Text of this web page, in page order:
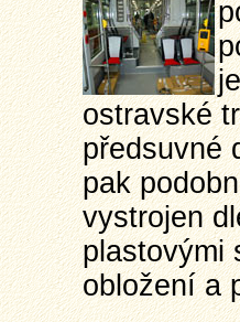
ostravské
předsuvné
pak
vystrojen
plastovými
obložení a